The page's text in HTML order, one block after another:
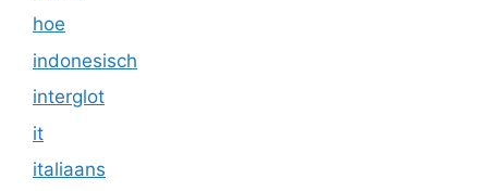
hoe
indonesisch
interglot
it
italiaans